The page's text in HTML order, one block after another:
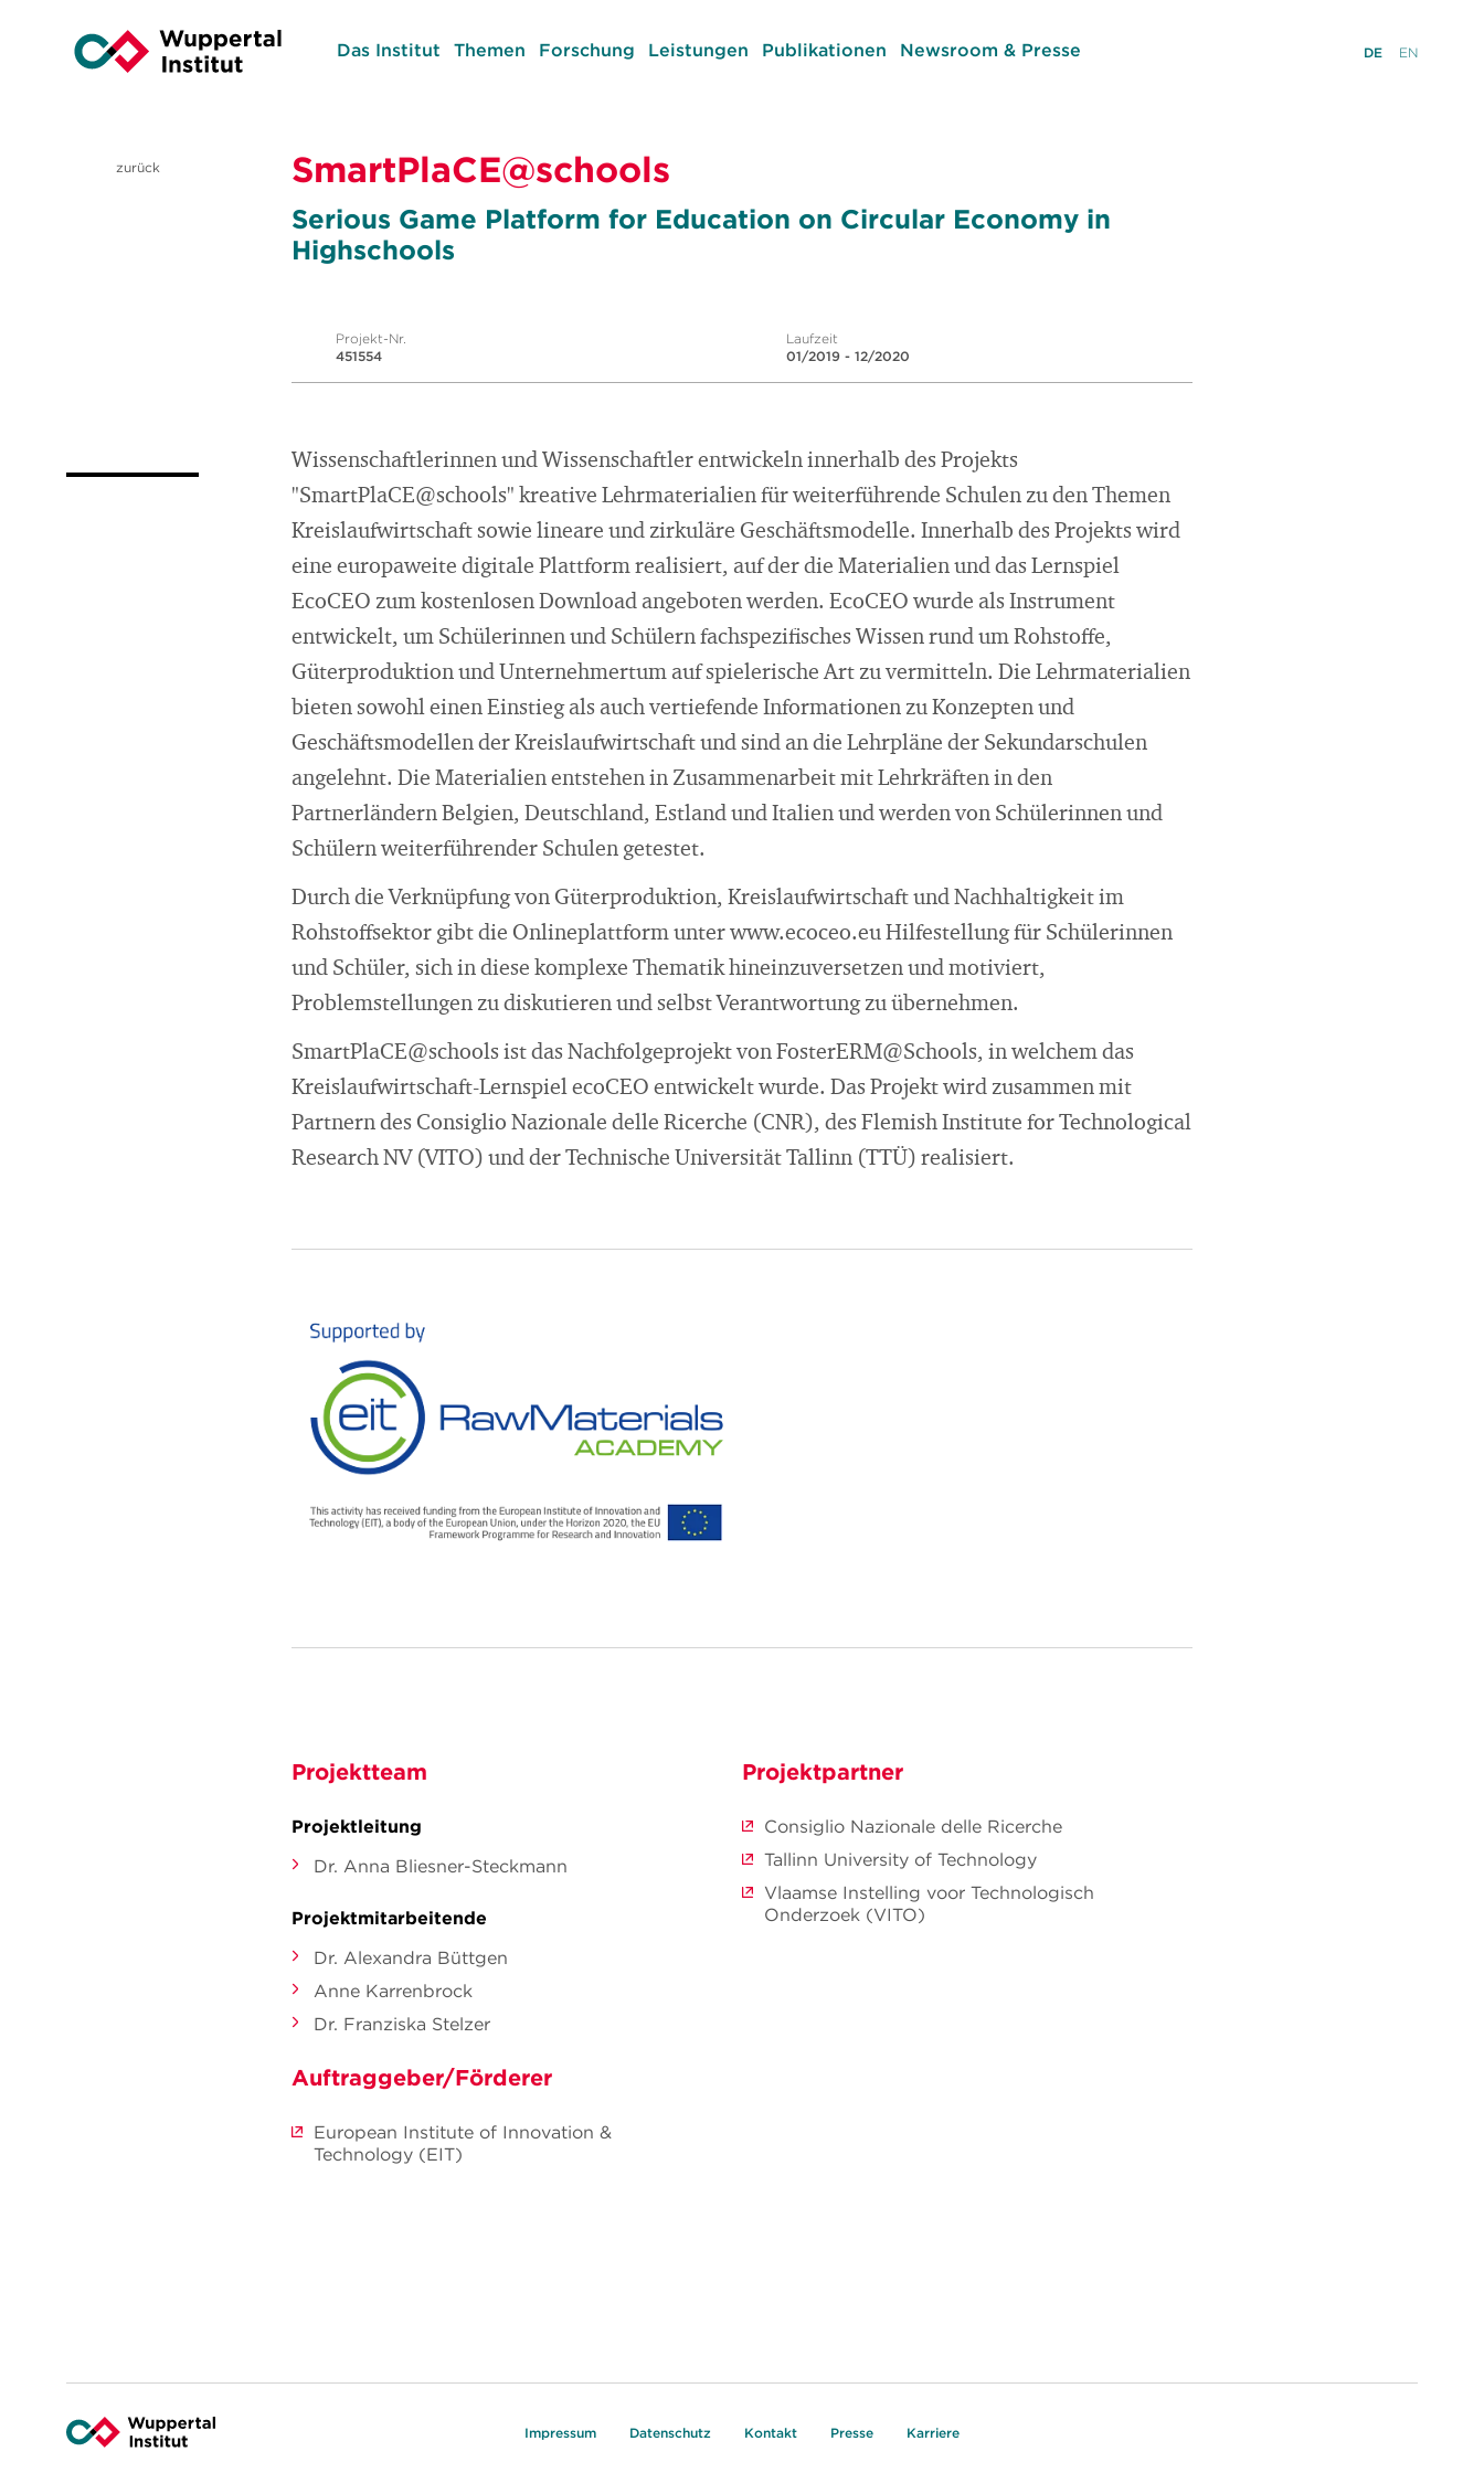
Das Institut Themen Forschung Leistungen Publikationen Newsroom & Presse DE EN
zurück SmartPlaCE@schools
Serious Game Platform for Education on Circular Economy in
Highschools
Projekt-Nr.
451554
Laufzeit
01/2019 - 12/2020
Wissenschaftlerinnen und Wissenschaftler entwickeln innerhalb des Projekts
"SmartPlaCE@schools" kreative Lehrmaterialien für weiterführende Schulen zu den Themen
Kreislaufwirtschaft sowie lineare und zirkuläre Geschäftsmodelle. Innerhalb des Projekts wird
eine europaweite digitale Plattform realisiert, auf der die Materialien und das Lernspiel
EcoCEO zum kostenlosen Download angeboten werden. EcoCEO wurde als Instrument
entwickelt, um Schülerinnen und Schülern fachspezifisches Wissen rund um Rohstoffe,
Güterproduktion und Unternehmertum auf spielerische Art zu vermitteln. Die Lehrmaterialien
bieten sowohl einen Einstieg als auch vertiefende Informationen zu Konzepten und
Geschäftsmodellen der Kreislaufwirtschaft und sind an die Lehrpläne der Sekundarschulen
angelehnt. Die Materialien entstehen in Zusammenarbeit mit Lehrkräften in den
Partnerländern Belgien, Deutschland, Estland und Italien und werden von Schülerinnen und
Schülern weiterführender Schulen getestet.
Durch die Verknüpfung von Güterproduktion, Kreislaufwirtschaft und Nachhaltigkeit im
Rohstoffsektor gibt die Onlineplattform unter www.ecoceo.eu Hilfestellung für Schülerinnen
und Schüler, sich in diese komplexe Thematik hineinzuversetzen und motiviert,
Problemstellungen zu diskutieren und selbst Verantwortung zu übernehmen.
SmartPlaCE@schools ist das Nachfolgeprojekt von FosterERM@Schools, in welchem das
Kreislaufwirtschaft-Lernspiel ecoCEO entwickelt wurde. Das Projekt wird zusammen mit
Partnern des Consiglio Nazionale delle Ricerche (CNR), des Flemish Institute for Technological
Research NV (VITO) und der Technische Universität Tallinn (TTÜ) realisiert.
Projektteam
Projektleitung
Dr. Anna Bliesner-Steckmann
Projektmitarbeitende
Dr. Alexandra Büttgen
Anne Karrenbrock
Dr. Franziska Stelzer
Auftraggeber/Förderer
European Institute of Innovation &
Technology (EIT)
Projektpartner
Consiglio Nazionale delle Ricerche
Tallinn University of Technology
Vlaamse Instelling voor Technologisch
Onderzoek (VITO)
Impressum Datenschutz Kontakt Presse Karriere